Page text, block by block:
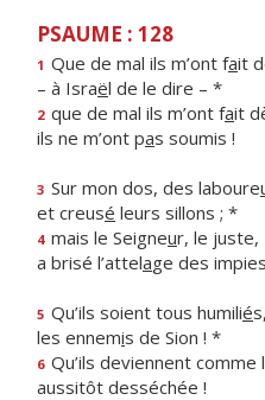
PSAUME : 128
1 Que de mal ils m’ont fait
– à Israël de le dire – *
2 que de mal ils m’ont fait
ils ne m’ont pas soumis !
3 Sur mon dos, des laboure
et creusé leurs sillons ; *
4 mais le Seigneur, le juste,
a brisé l’attelage des
5 Qu’ils soient tous humilié
les ennemis de Sion ! *
6 Qu’ils deviennent comme
aussitôt desséchée !